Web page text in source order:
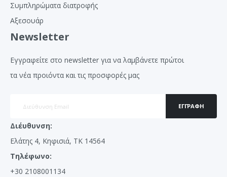
Συμπληρώματα διατροφής
Αξεσουάρ
Newsletter
Εγγραφείτε στο newsletter για να λαμβάνετε πρώτοι
τα νέα προιόντα και τις προσφορές μας
ΕΓΓΡΑΦΉ
Διέυθυνση:
Ελάτης 4, Κηφισιά, ΤΚ 14564
Τηλέφωνο:
+30 2108001134